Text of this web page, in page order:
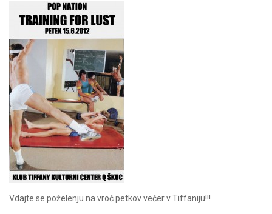
Vdajte se poželenju na vroč petkov večer v Tiffaniju!!!